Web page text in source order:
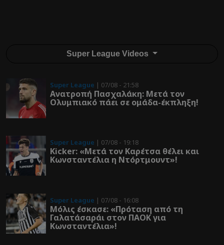
Super League Videos
Super League | 07/08 - 21:58
Ανατροπή Πασχαλάκη: Μετά τον
Ολυμπιακό πάει σε ομάδα-έκπληξη!
Super League | 07/08 - 19:18
Kicker: «Μετά τον Καρέτσα θέλει και
Κωνσταντέλια η Ντόρτμουντ»!
Super League | 07/08 - 16:08
Μόλις έσκασε: «Πρόταση από τη
Γαλατάσαράι στον ΠΑΟΚ για
Κωνσταντέλια»!